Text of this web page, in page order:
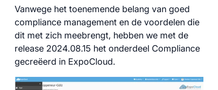
Vanwege het toenemende belang van goed
compliance management en de voordelen die
dit met zich meebrengt, hebben we met de
release 2024.08.15 het onderdeel Compliance
gecreëerd in ExpoCloud.